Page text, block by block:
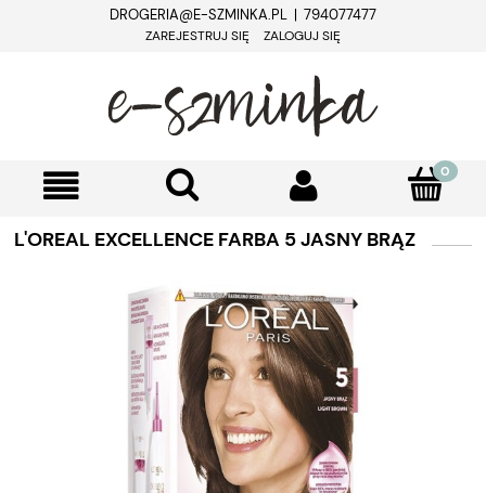
DROGERIA@E-SZMINKA.PL | 794077477
ZAREJESTRUJ SIĘ ZALOGUJ SIĘ
L'OREAL EXCELLENCE FARBA 5 JASNY BRĄZ